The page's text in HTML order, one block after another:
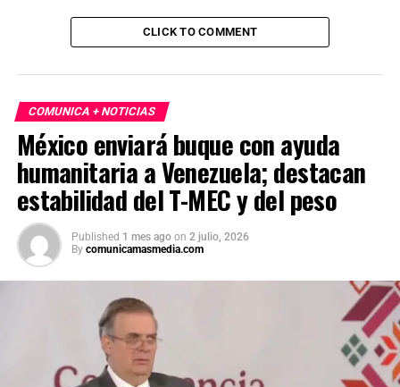
CLICK TO COMMENT
COMUNICA + NOTICIAS
México enviará buque con ayuda
humanitaria a Venezuela; destacan
estabilidad del T-MEC y del peso
Published 1 mes ago on 2 julio, 2026
By comunicamasmedia.com